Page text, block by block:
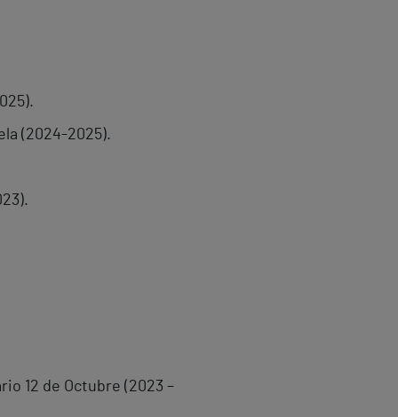
(2024-2025).
12 de Octubre (2023 –